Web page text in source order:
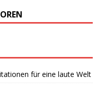
für eine laute Welt